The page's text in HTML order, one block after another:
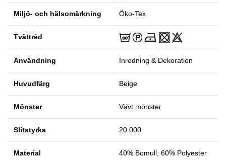
Miljö- och hälsomärkning Öko-Tex
Tvättråd
Användning Inredning & Dekoration
Huvudfärg Beige
Mönster Vävt mönster
Slitstyrka 20 000
Material 40% Bomull, 60% Polyester